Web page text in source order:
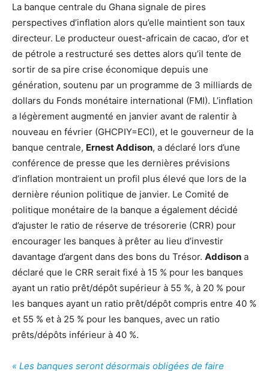
La banque centrale du Ghana signale de pires
perspectives d’inflation alors qu’elle maintient son taux
directeur. Le producteur ouest-africain de cacao, d’or et
de pétrole a restructuré ses dettes alors qu’il tente de
sortir de sa pire crise économique depuis une
génération, soutenu par un programme de 3 milliards de
dollars du Fonds monétaire international (FMI). L’inflation
a légèrement augmenté en janvier avant de ralentir à
nouveau en février (GHCPIY=ECI), et le gouverneur de la
banque centrale, Ernest Addison, a déclaré lors d’une
conférence de presse que les dernières prévisions
d’inflation montraient un profil plus élevé que lors de la
dernière réunion politique de janvier. Le Comité de
politique monétaire de la banque a également décidé
d’ajuster le ratio de réserve de trésorerie (CRR) pour
encourager les banques à prêter au lieu d’investir
davantage d’argent dans des bons du Trésor. Addison a
déclaré que le CRR serait fixé à 15 % pour les banques
ayant un ratio prêt/dépôt supérieur à 55 %, à 20 % pour
les banques ayant un ratio prêt/dépôt compris entre 40 %
et 55 % et à 25 % pour les banques, avec un ratio
prêts/dépôts inférieur à 40 %.
« Les banques seront désormais obligées de faire